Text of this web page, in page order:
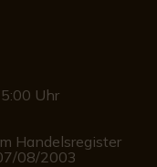
Uhr
Handelsregister
08/2003